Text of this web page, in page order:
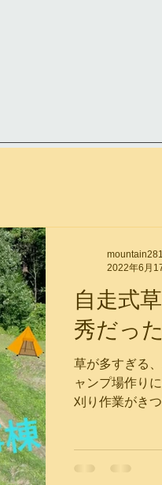
自走式
秀だっ
草が多すぎる
ャンプ場作り
刈り作業がき
2022年6月